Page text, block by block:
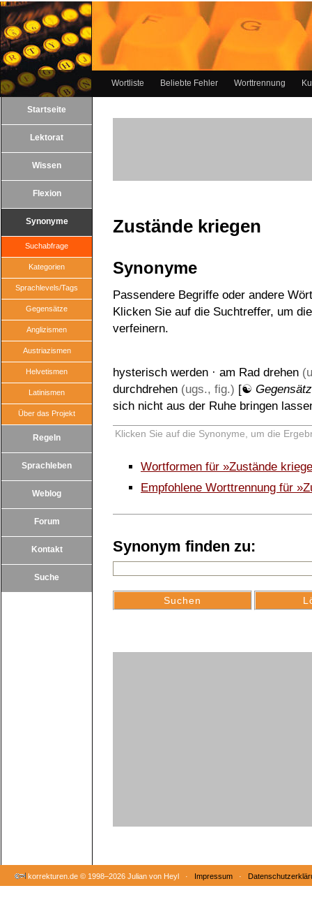
Wortliste Beliebte Fehler Worttrennung
Startseite
Lektorat
Wissen
Flexion
Synonyme
Suchabfrage
Kategorien
Sprachlevels/Tags
Gegensätze
Anglizismen
Austriazismen
Helvetismen
Latinismen
Über das Projekt
Regeln
Sprachleben
Weblog
Forum
Kontakt
Suche
Zustände kriegen
Synonyme
Passendere Begriffe oder andere
Klicken Sie auf die Suchtreffer, um
verfeinern.
hysterisch werden · am Rad drehen
durchdrehen (ugs., fig.) [☯
sich nicht aus der Ruhe bringen
Klicken Sie auf die Synonyme, um die
Wortformen für »Zustände
Empfohlene Worttrennung für
Synonym finden zu:
korrekturen.de © 1998–2026 Julian von Heyl · Impressum ·